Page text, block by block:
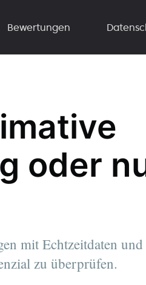
Bewertungen
oder
mit Echtzeitdaten
zu überprüfen.